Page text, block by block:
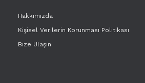
Hakkımızda
Kişisel Verilerin Korunması Politikası
Bize Ulaşın